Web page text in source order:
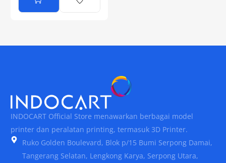
INDOCART Official Store menawarkan berbagai model
printer dan peralatan printing, termasuk 3D Printer.
Ruko Golden Boulevard, Blok p/15 Bumi Serpong Damai,
Tangerang Selatan, Lengkong Karya, Serpong Utara,